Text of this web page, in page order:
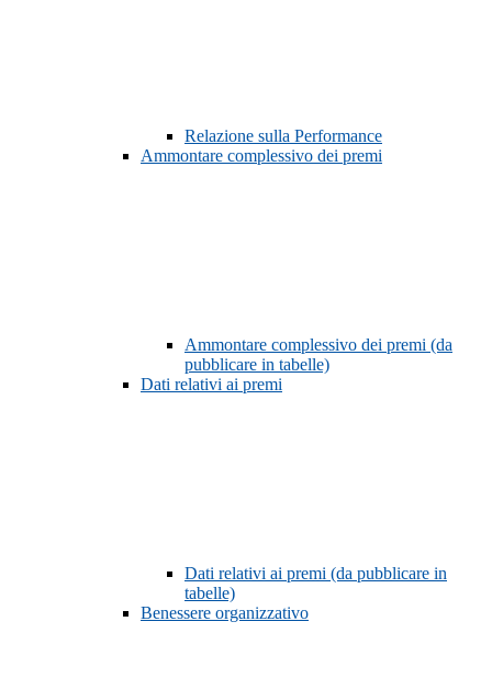
Relazione sulla Performance
Ammontare complessivo dei premi
Ammontare complessivo dei premi (da
pubblicare in tabelle)
Dati relativi ai premi
Dati relativi ai premi (da pubblicare in
tabelle)
Benessere organizzativo